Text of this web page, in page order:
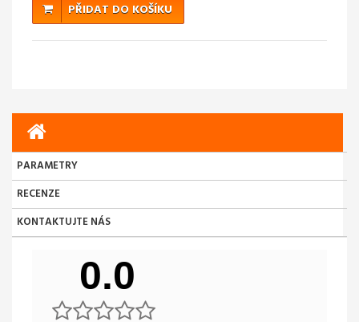
PŘIDAT DO KOŠÍKU
PARAMETRY
RECENZE
KONTAKTUJTE NÁS
0.0